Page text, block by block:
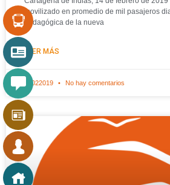
movilizado en promedio de mil pasajeros
pedagógica de la nueva
LEER MÁS
15022019 No hay comentarios